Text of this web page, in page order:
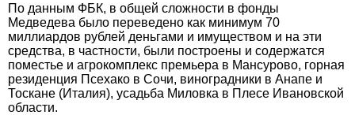
По данным ФБК, в общей сложности в фонды
Медведева было переведено как минимум 70
миллиардов рублей деньгами и имуществом и на эти
средства, в частности, были построены и содержатся
поместье и агрокомплекс премьера в Мансурово, горная
резиденция Псехако в Сочи, виноградники в Анапе и
Тоскане (Италия), усадьба Миловка в Плесе Ивановской
области.